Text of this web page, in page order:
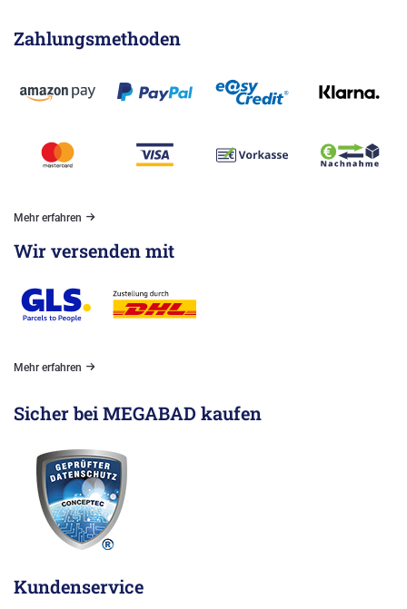
Zahlungsmethoden
Mehr erfahren
Wir versenden mit
Mehr erfahren
Sicher bei MEGABAD kaufen
Kundenservice